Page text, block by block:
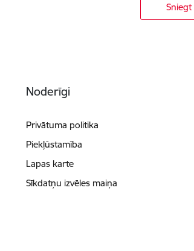
Noderīgi
Privātuma politika
Piekļūstamība
Lapas karte
Sīkdatņu izvēles maiņa